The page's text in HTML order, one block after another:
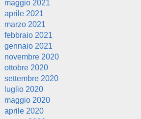
maggio 2021
aprile 2021
marzo 2021
febbraio 2021
gennaio 2021
novembre 2020
ottobre 2020
settembre 2020
luglio 2020
maggio 2020
aprile 2020